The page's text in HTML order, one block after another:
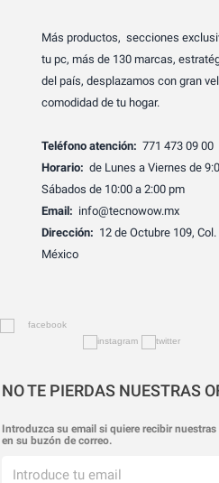
Más productos, secciones
tu pc, más de 130 marcas,
del país, desplazamos con gran
comodidad de tu hogar.
Teléfono atención: 771 473 09 00
Horario: de Lunes a Viernes de
Sábados de 10:00 a 2:00 pm
Email: info@tecnowow.mx
Dirección: 12 de Octubre 109,
México
NO TE PIERDAS NUESTRAS
Introduzca su email si quiere recibir
en su buzón de correo.